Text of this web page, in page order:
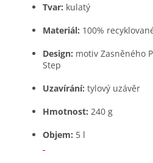
Tvar: kulatý
Materiál: 100%
Design: motiv Zasněného
Step
Uzavírání: tylový uzávěr
Hmotnost: 240 g
Objem: 5 l